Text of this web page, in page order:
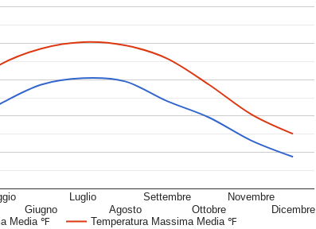
Media ℉ Temperatura Massima Media ℉
Giugno
Luglio
Agosto
Settembre
Ottobre
Novembre
Dicembre